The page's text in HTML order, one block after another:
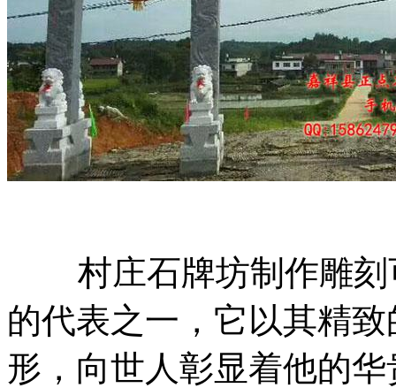
村庄石牌坊制作雕刻
的代表之一，它以其精
形，向世人彰显着他的